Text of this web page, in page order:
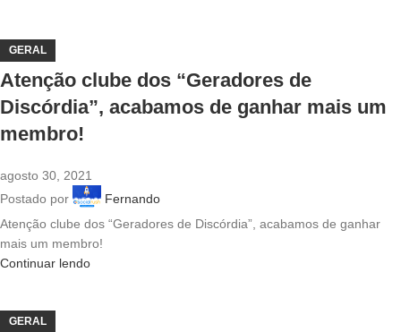
GERAL
Atenção clube dos “Geradores de
Discórdia”, acabamos de ganhar mais um
membro!
agosto 30, 2021
Postado por
Fernando
Atenção clube dos “Geradores de Discórdia”, acabamos de ganhar
mais um membro!
Continuar lendo
GERAL